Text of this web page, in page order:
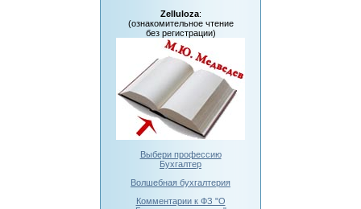
Zelluloza:
(ознакомительное чтение
без регистрации)
Выбери профессию
Бухгалтер
Волшебная бухгалтерия
Комментарии к ФЗ "О